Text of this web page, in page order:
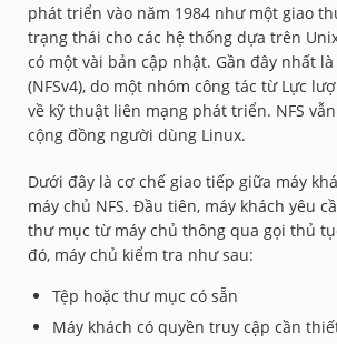
phát triển vào năm 1984 như một giao
trạng thái cho các hệ thống dựa trên
có một vài bản cập nhật. Gần đây nhất là
(NFSv4), do một nhóm công tác từ Lực
về kỹ thuật liên mạng phát triển. NFS
cộng đồng người dùng Linux.
Dưới đây là cơ chế giao tiếp giữa máy
máy chủ NFS. Đầu tiên, máy khách yêu
thư mục từ máy chủ thông qua gọi thủ
đó, máy chủ kiểm tra như sau:
Tệp hoặc thư mục có sẵn
Máy khách có quyền truy cập cần